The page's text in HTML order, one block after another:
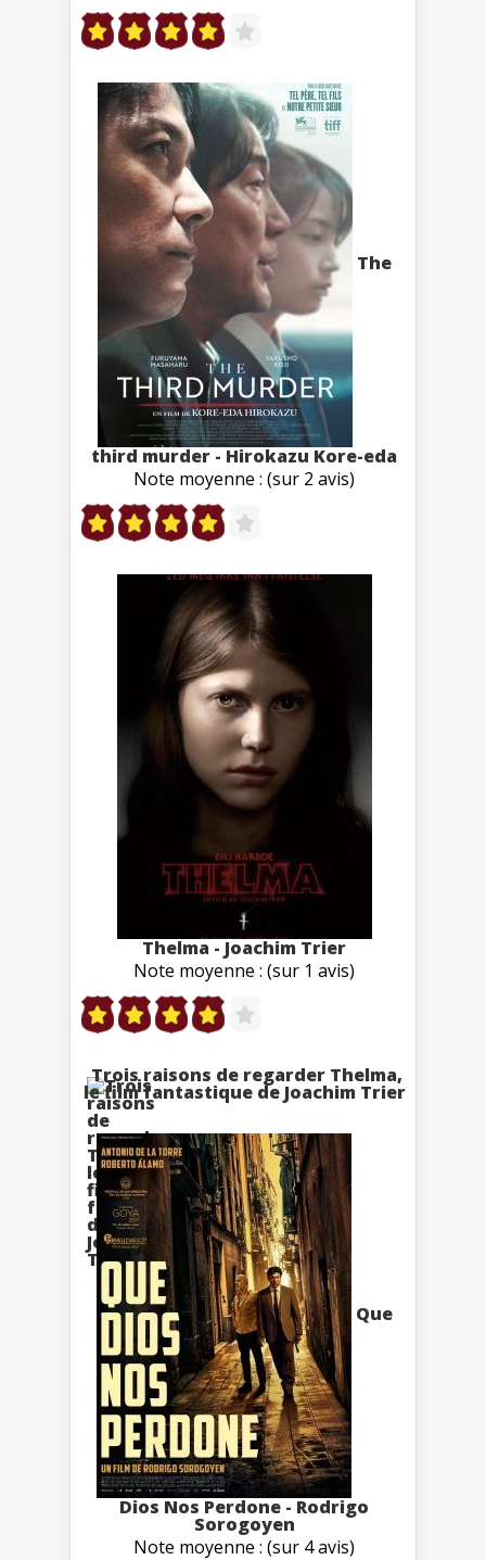
The
third murder - Hirokazu Kore-eda
Note moyenne : (sur 2 avis)
Thelma - Joachim Trier
Note moyenne : (sur 1 avis)
Trois raisons de regarder Thelma,
le film fantastique de Joachim Trier
Que
Dios Nos Perdone - Rodrigo
Sorogoyen
Note moyenne : (sur 4 avis)